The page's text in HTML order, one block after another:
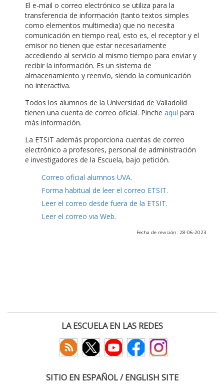
El e-mail o correo electrónico se utiliza para la
transferencia de información (tanto textos simples
como elementos multimedia) que no necesita
comunicación en tiempo real, esto es, el receptor y el
emisor no tienen que estar necesariamente
accediendo al servicio al mismo tiempo para enviar y
recibir la información. Es un sistema de
almacenamiento y reenvío, siendo la comunicación
no interactiva.
Todos los alumnos de la Universidad de Valladolid
tienen una cuenta de correo oficial. Pinche aquípara
más información.
La ETSIT además proporciona cuentas de correo
electrónico a profesores, personal de administración
e investigadores de la Escuela, bajo petición.
Correo oficial alumnos UVA.
Forma habitual de leer el correo ETSIT.
Leer el correo desde fuera de la ETSIT.
Leer el correo via Web.
Fecha de revisión: 28-06-2023
LA ESCUELA EN LAS REDES
SITIO EN ESPAÑOL / ENGLISH SITE